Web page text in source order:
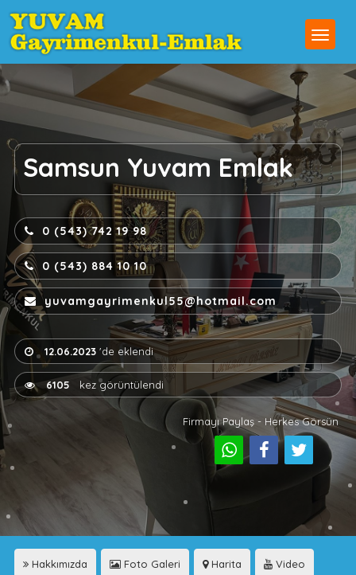
Samsun Yuvam Emlak
0 (543) 742 19 98
0 (543) 884 10 10
yuvamgayrimenkul55@hotmail.com
12.06.2023'de eklendi
6105 kez görüntülendi
Firmayı Paylaş - Herkes Görsün
Hakkımızda Foto Galeri Harita Video